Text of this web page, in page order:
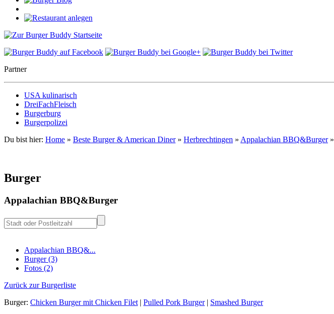
Partner
USA kulinarisch
DreiFachFleisch
Burgerburg
Burgerpolizei
Du bist hier: Home » Beste Burger & American Diner» Herbrechtingen » Appalachian BBQ&Burger»
Burger
Appalachian BBQ&Burger
Appalachian BBQ&...
Burger (3)
Fotos (2)
Zurück zur Burgerliste
Burger: Chicken Burger mit Chicken Filet | Pulled Pork Burger | Smashed Burger